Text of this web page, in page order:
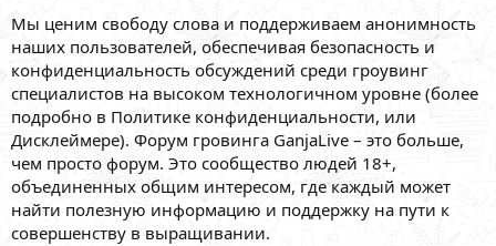
Мы ценим свободу слова и поддерживаем анонимность
наших пользователей, обеспечивая безопасность и
конфиденциальность обсуждений среди гроувинг
специалистов на высоком технологичном уровне (более
подробно в Политике конфиденциальности, или
Дисклеймере). Форум гровинга GanjaLive – это больше,
чем просто форум. Это сообщество людей 18+,
объединенных общим интересом, где каждый может
найти полезную информацию и поддержку на пути к
совершенству в выращивании.